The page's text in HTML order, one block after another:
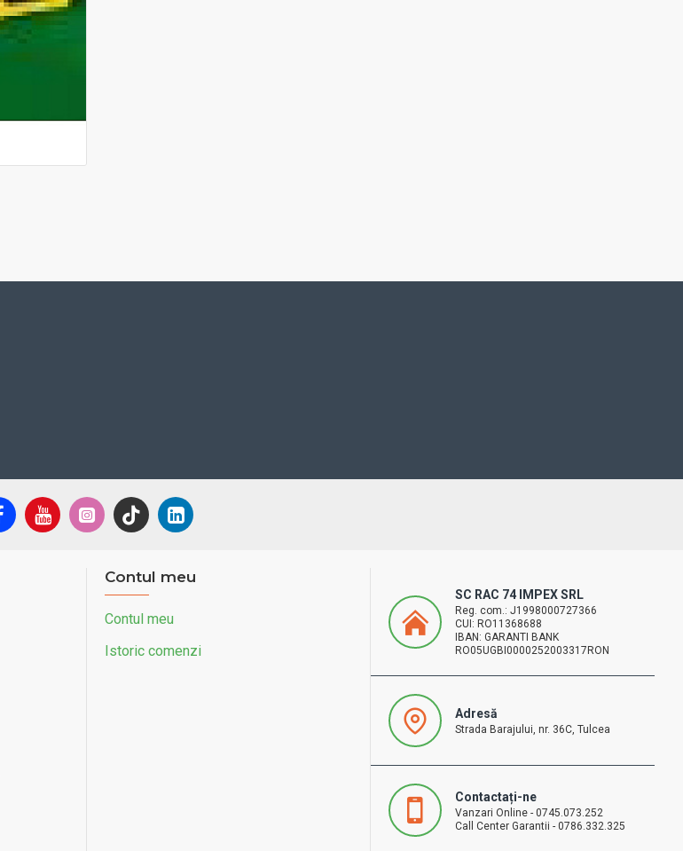
Contul meu
Contul meu
Istoric comenzi
SC RAC 74 IMPEX SRL
Reg. com.: J1998000727366
CUI: RO11368688
IBAN: GARANTI BANK
RO05UGBI0000252003317RON
Adresă
Strada Barajului, nr. 36C, Tulcea
Contactați-ne
Vanzari Online - 0745.073.252
Call Center Garantii - 0786.332.325